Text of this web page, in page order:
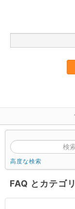
高度な検索
FAQ とカテゴ